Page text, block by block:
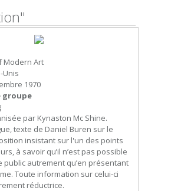
Modern Art
Unis
1970
groupe
par Kynaston Mc Shine.
texte de Daniel Buren sur le
insistant sur l'un des points
à savoir qu’il n’est pas possible
public autrement qu’en présentant
Toute information sur celui-ci
réductrice.